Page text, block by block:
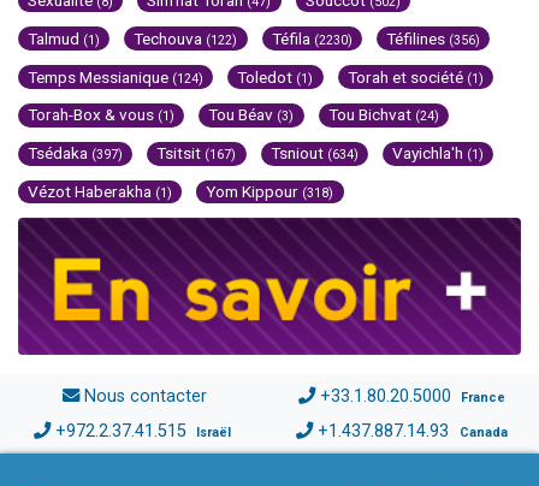
Talmud (1) Techouva (122) Téfila (2230) Téfilines (356)
Temps Messianique (124) Toledot (1) Torah et société (1)
Torah-Box & vous (1) Tou Béav (3) Tou Bichvat (24)
Tsédaka (397) Tsitsit (167) Tsniout (634) Vayichla'h (1)
Vézot Haberakha (1) Yom Kippour (318)
Nous contacter +33.1.80.20.5000 France
+972.2.37.41.515 Israël +1.437.887.14.93 Canada